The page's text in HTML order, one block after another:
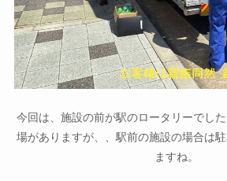
今回は、施設の前が駅のロータリーでし
場がありますが、、駅前の施設の場合は
ますね。